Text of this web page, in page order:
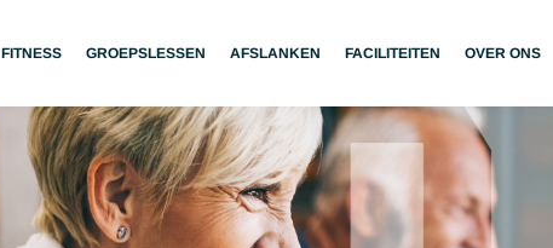
FITNESS GROEPSLESSEN AFSLANKEN FACILITEITEN OVER ONS